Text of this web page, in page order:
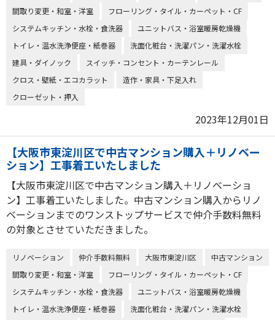
間取り変更・和室・洋室
フローリング・タイル・カーペット・CF
システムキッチン・水栓・食洗器
ユニットバス・浴室暖房乾燥機
トイレ・温水洗浄便座・紙巻器
洗面化粧台・洗濯パン・洗濯水栓
建具・ダイノック
スイッチ・コンセント・カーテンレール
クロス・壁紙・エコカラット
造作・家具・下足入れ
クローゼット・押入
2023年12月01日
【大阪市東淀川区で中古マンション購入＋リノベー
ション】工事着工いたしました
【大阪市東淀川区で中古マンション購入＋リノベーショ
ン】工事着工いたしました。中古マンション購入からリノ
ベーションまでのワンストップサービスで仲介手数料無料
の対象とさせていただきました。
リノベーション 仲介手数料無料 大阪市東淀川区
中古マンション
間取り変更・和室・洋室
フローリング・タイル・カーペット・CF
システムキッチン・水栓・食洗器
ユニットバス・浴室暖房乾燥機
トイレ・温水洗浄便座・紙巻器
洗面化粧台・洗濯パン・洗濯水栓